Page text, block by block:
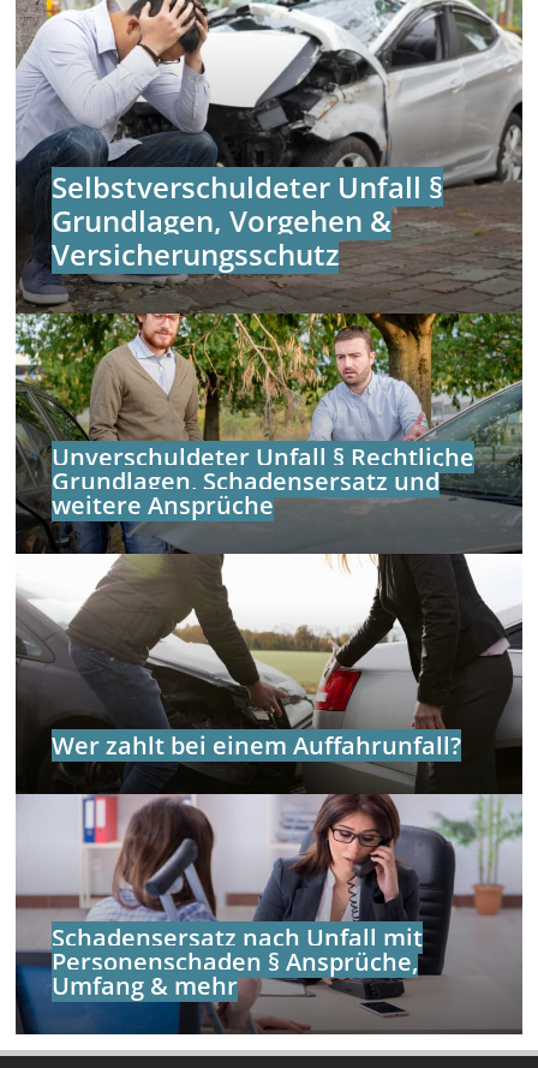
Selbstverschuldeter Unfall §
Grundlagen, Vorgehen &
Versicherungsschutz
Unverschuldeter Unfall § Rechtliche
Grundlagen, Schadensersatz und
weitere Ansprüche
Wer zahlt bei einem Auffahrunfall?
Schadensersatz nach Unfall mit
Personenschaden § Ansprüche,
Umfang & mehr